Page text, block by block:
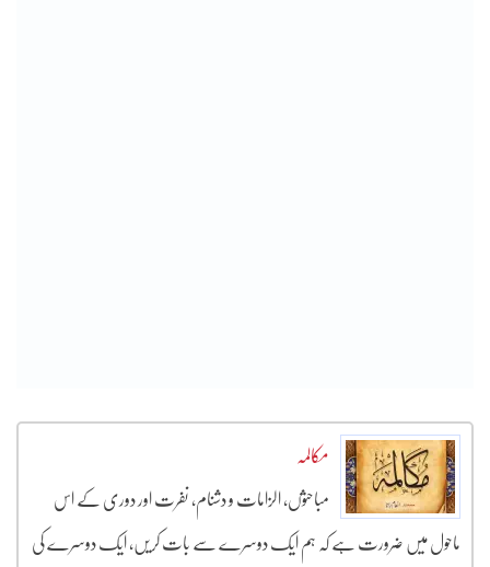
مکالمہ
مباحثوں، الزامات و دشنام، نفرت اور دوری کے اس
ماحول میں ضرورت ہے کہ ہم ایک دوسرے سے بات کریں، ایک دوسرے کی